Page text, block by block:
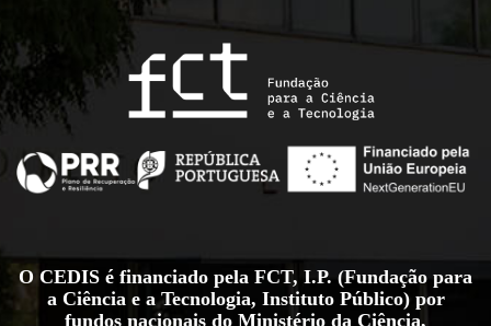
O CEDIS é financiado pela FCT, I.P. (Fundação para
a Ciência e a Tecnologia, Instituto Público) por
fundos nacionais do Ministério da Ciência,